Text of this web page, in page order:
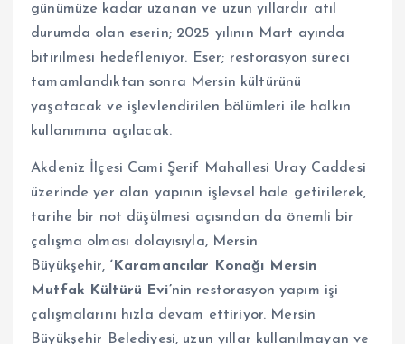
günümüze kadar uzanan ve uzun yıllardır atıl
durumda olan eserin; 2025 yılının Mart ayında
bitirilmesi hedefleniyor. Eser; restorasyon süreci
tamamlandıktan sonra Mersin kültürünü
yaşatacak ve işlevlendirilen bölümleri ile halkın
kullanımına açılacak.
Akdeniz İlçesi Cami Şerif Mahallesi Uray Caddesi
üzerinde yer alan yapının işlevsel hale getirilerek,
tarihe bir not düşülmesi açısından da önemli bir
çalışma olması dolayısıyla, Mersin
Büyükşehir, ‘Karamancılar Konağı Mersin
Mutfak Kültürü Evi’nin restorasyon yapım işi
çalışmalarını hızla devam ettiriyor. Mersin
Büyükşehir Belediyesi, uzun yıllar kullanılmayan ve